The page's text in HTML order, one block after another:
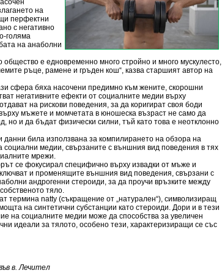
на
перфектни
с негативно
голяма
на анаболни
е едновременно много стройно и много мускулесто,
ръце, рамене и гръден кош“, казва старшият автор на
сфера бяха насочени предимно към жените, скорошни
негативните ефекти от социалните медии върху
на рискови поведения, за да коригират своя боди
мъжете и момчетата в юношеска възраст не само да
но и да бъдат физически силни, тъй като това е неотклонно
била използвана за компилирането на обзора на
медии, свързаните с външния вид поведения в тях
мрежи.
се фокусирал специфично върху извадки от мъже и
и променящите външния вид поведения, свързани с
андрогенни стероиди, за да проучи връзките между
тяло.
термина natty (съкращение от „натурален“), символизиращ
на синтетични субстанции като стероиди. Дори и в тези
на социалните медии може да способства за увеличен
идеали за тялото, особено тези, характеризиращи се със
в. Лечител